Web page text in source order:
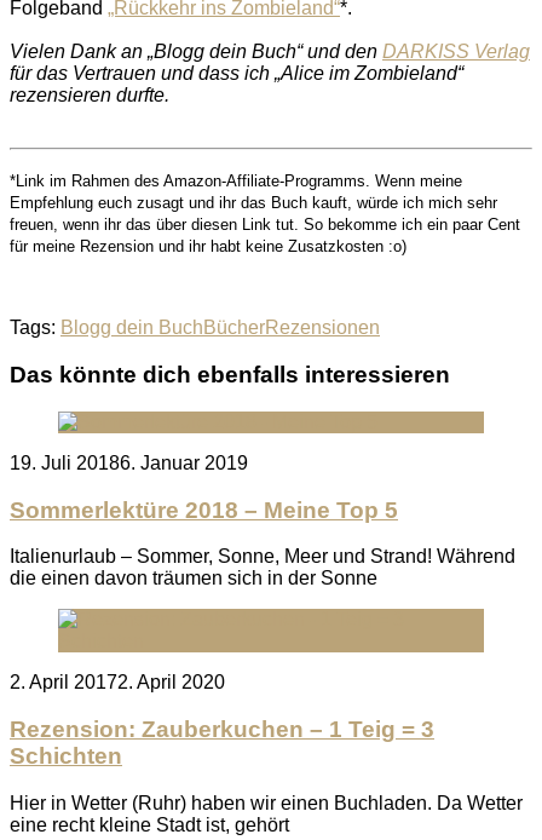
Folgeband „Rückkehr ins Zombieland“*.
Vielen Dank an „Blogg dein Buch“ und den DARKISS Verlag
für das Vertrauen und dass ich „Alice im Zombieland“
rezensieren durfte.
*Link im Rahmen des Amazon-Affiliate-Programms. Wenn meine
Empfehlung euch zusagt und ihr das Buch kauft, würde ich mich sehr
freuen, wenn ihr das über diesen Link tut. So bekomme ich ein paar Cent
für meine Rezension und ihr habt keine Zusatzkosten :o)
Tags: Blogg dein BuchBücherRezensionen
Das könnte dich ebenfalls interessieren
Posted
19. Juli 20186. Januar 2019
Sommerlektüre 2018 – Meine Top 5
Italienurlaub – Sommer, Sonne, Meer und Strand! Während
die einen davon träumen sich in der Sonne
Posted
2. April 20172. April 2020
Rezension: Zauberkuchen – 1 Teig = 3
Schichten
Hier in Wetter (Ruhr) haben wir einen Buchladen. Da Wetter
eine recht kleine Stadt ist, gehört